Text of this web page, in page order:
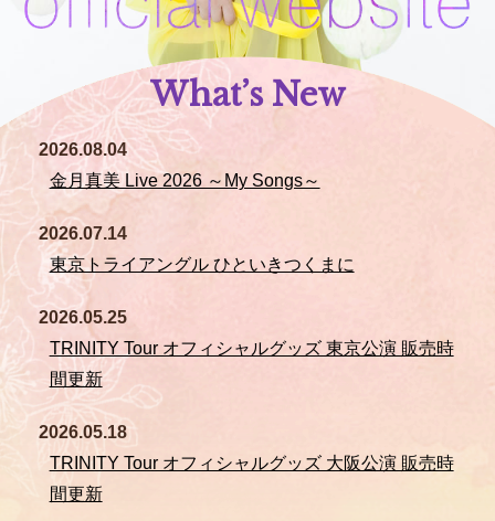
What’s New
2026.08.04
金月真美 Live 2026 ～My Songs～
2026.07.14
東京トライアングル ひといきつくまに
2026.05.25
TRINITY Tour オフィシャルグッズ 東京公演 販売時
間更新
2026.05.18
TRINITY Tour オフィシャルグッズ 大阪公演 販売時
間更新